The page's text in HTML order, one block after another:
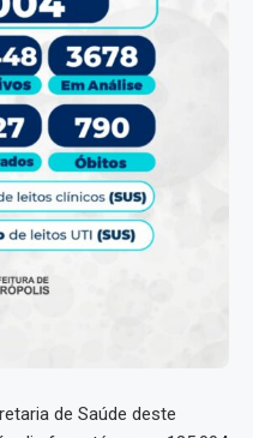
de Saúde deste